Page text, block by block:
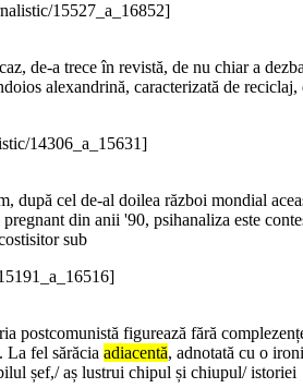
15527_a_16852]
de-a trece în revistă, de nu chiar a
alexandrină, caracterizată de
14306_a_15631]
după cel de-al doilea război mondial
din anii '90, psihanaliza este
sub
postcomunistă figurează fără
La fel sărăcia adiacentă, adnotată cu o
șef,/ aș lustrui chipul și chiupul/ istoriei